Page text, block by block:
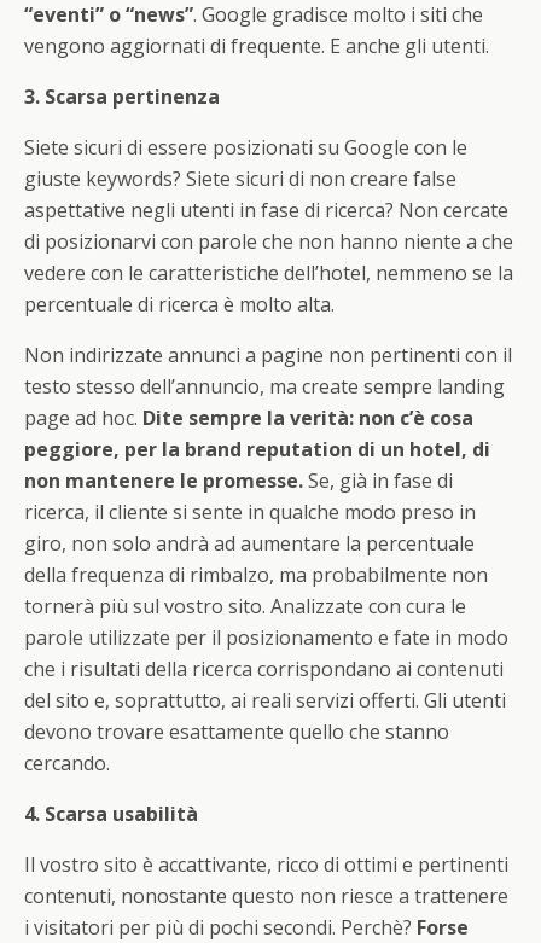
“eventi” o “news”. Google gradisce molto i siti che
vengono aggiornati di frequente. E anche gli utenti.
3. Scarsa pertinenza
Siete sicuri di essere posizionati su Google con le
giuste keywords? Siete sicuri di non creare false
aspettative negli utenti in fase di ricerca? Non cercate
di posizionarvi con parole che non hanno niente a che
vedere con le caratteristiche dell’hotel, nemmeno se la
percentuale di ricerca è molto alta.
Non indirizzate annunci a pagine non pertinenti con il
testo stesso dell’annuncio, ma create sempre landing
page ad hoc. Dite sempre la verità: non c’è cosa
peggiore, per la brand reputation di un hotel, di
non mantenere le promesse.Se, già in fase di
ricerca, il cliente si sente in qualche modo preso in
giro, non solo andrà ad aumentare la percentuale
della frequenza di rimbalzo, ma probabilmente non
tornerà più sul vostro sito. Analizzate con cura le
parole utilizzate per il posizionamento e fate in modo
che i risultati della ricerca corrispondano ai contenuti
del sito e, soprattutto, ai reali servizi offerti. Gli utenti
devono trovare esattamente quello che stanno
cercando.
4. Scarsa usabilità
Il vostro sito è accattivante, ricco di ottimi e pertinenti
contenuti, nonostante questo non riesce a trattenere
i visitatori per più di pochi secondi. Perchè? Forse